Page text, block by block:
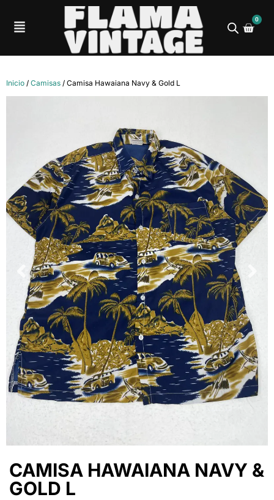
0
Inicio / Camisas / Camisa Hawaiana Navy & Gold L
CAMISA HAWAIANA NAVY &
GOLD L